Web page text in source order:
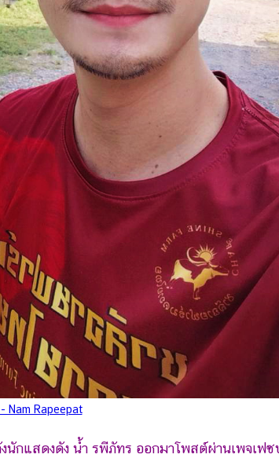
Nam Rapeepat
สดงดัง น้ำ รพีภัทร ออกมาโพสต์ผ่านเพจเฟซ